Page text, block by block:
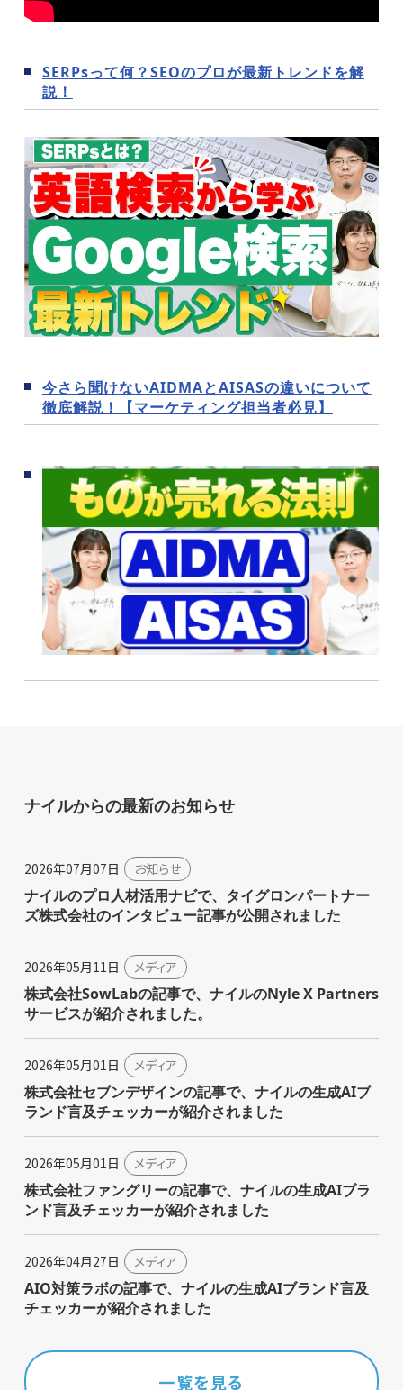
SERPsって何？SEOのプロが最新トレンドを解
説！
今さら聞けないAIDMAとAISASの違いについて
徹底解説！【マーケティング担当者必見】
ナイルからの最新のお知らせ
2026年07月07日 お知らせ
ナイルのプロ人材活用ナビで、タイグロンパートナー
ズ株式会社のインタビュー記事が公開されました
2026年05月11日 メディア
株式会社SowLabの記事で、ナイルのNyle X Partners
サービスが紹介されました。
2026年05月01日 メディア
株式会社セブンデザインの記事で、ナイルの生成AIブ
ランド言及チェッカーが紹介されました
2026年05月01日 メディア
株式会社ファングリーの記事で、ナイルの生成AIブラ
ンド言及チェッカーが紹介されました
2026年04月27日 メディア
AIO対策ラボの記事で、ナイルの生成AIブランド言及
チェッカーが紹介されました
一覧を見る